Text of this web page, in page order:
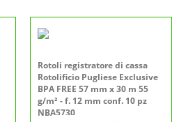
Rotoli registratore di cassa
Rotolificio Pugliese Exclusive
BPA FREE 57 mm x 30 m 55
g/m² - f. 12 mm conf. 10 pz
NBA5730